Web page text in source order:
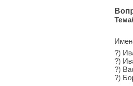
?)
?)
?)
?)